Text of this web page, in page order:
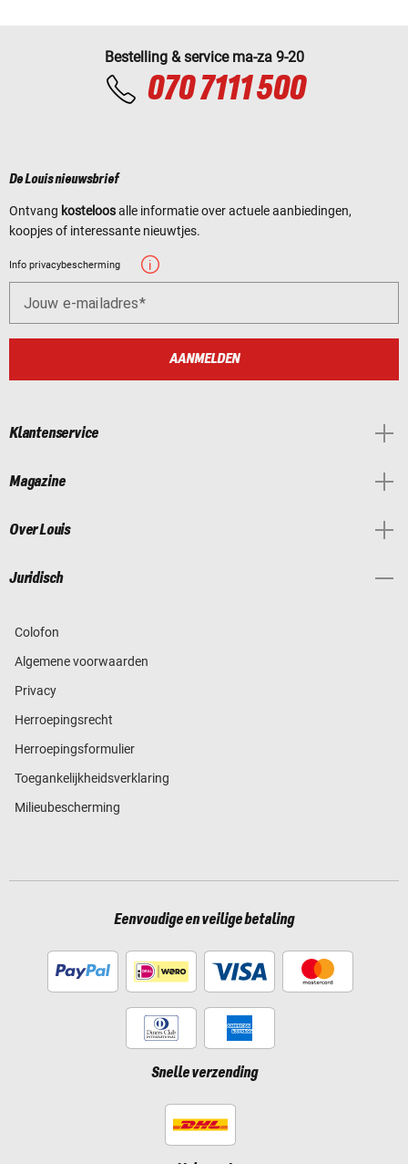
Bestelling & service ma-za 9-20
070 7111 500
De Louis nieuwsbrief
Ontvang kosteloosalle informatie over actuele aanbiedingen,
koopjes of interessante nieuwtjes.
Info privacybescherming
Jouw e-mailadres
AANMELDEN
Klantenservice
Magazine
Over Louis
Juridisch
Colofon
Algemene voorwaarden
Privacy
Herroepingsrecht
Herroepingsformulier
Toegankelijkheidsverklaring
Milieubescherming
Eenvoudige en veilige betaling
Snelle verzending